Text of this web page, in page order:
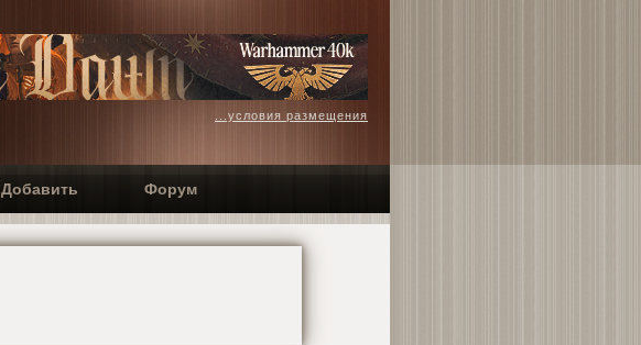
...условия размещения
Добавить Форум